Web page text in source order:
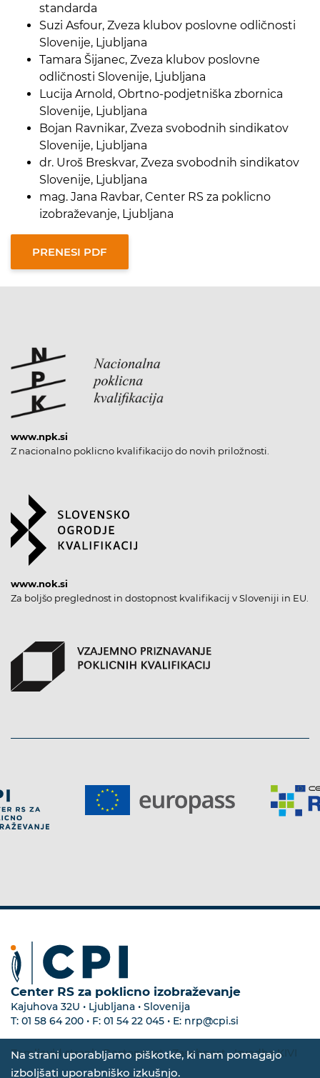
Na strani uporabljamo piškotke, ki nam pomagajo
izboljšati uporabniško izkušnjo.
standarda
Suzi Asfour, Zveza klubov poslovne odličnosti
Slovenije, Ljubljana
Tamara Šijanec, Zveza klubov poslovne
odličnosti Slovenije, Ljubljana
Lucija Arnold, Obrtno-podjetniška zbornica
Slovenije, Ljubljana
Bojan Ravnikar, Zveza svobodnih sindikatov
Slovenije, Ljubljana
dr. Uroš Breskvar, Zveza svobodnih sindikatov
Slovenije, Ljubljana
mag. Jana Ravbar, Center RS za poklicno
izobraževanje, Ljubljana
www.npk.si
Z nacionalno poklicno kvalifikacijo do novih priložnosti.
www.nok.si
Za boljšo preglednost in dostopnost kvalifikacij v Sloveniji in EU.
Center RS za poklicno izobraževanje
Kajuhova 32U • Ljubljana • Slovenija
T: 01 58 64 200 • F: 01 54 22 045 • E: nrp@cpi.si
Zemljevid strani•Dostopnost•Zasebnost •Izvedba KIVI